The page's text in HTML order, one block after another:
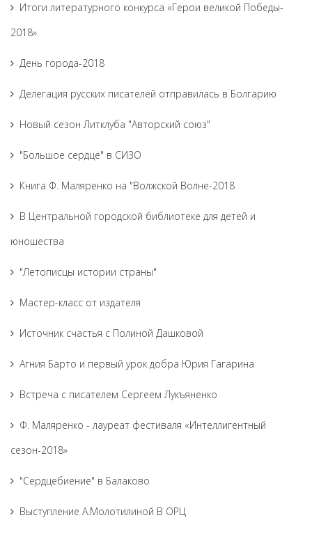
Итоги литературного конкурса «Герои великой Победы-
2018».
День города-2018
Делегация русских писателей отправилась в Болгарию
Новый сезон Литклуба "Авторский союз"
"Большое сердце" в СИЗО
Книга Ф. Маляренко на "Волжской Волне-2018
В Центральной городской библиотеке для детей и
юношества
"Летописцы истории страны"
Мастер-класс от издателя
Источник счастья с Полиной Дашковой
Агния Барто и первый урок добра Юрия Гагарина
Встреча с писателем Сергеем Лукъяненко
Ф. Маляренко - лауреат фестиваля «Интеллигентный
сезон-2018»
"Сердцебиение" в Балаково
Выступление А.Молотилиной В ОРЦ